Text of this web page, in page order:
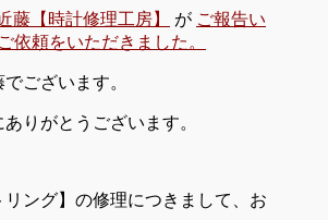
藤【時計修理工房】 が ご報告い
依頼をいただきました。
ございます。
りがとうございます。
ング】の修理につきまして、お